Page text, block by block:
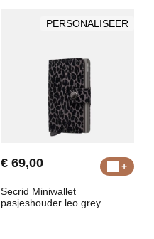
PERSONALISEER
€ 69,00
Secrid Miniwallet
pasjeshouder leo grey